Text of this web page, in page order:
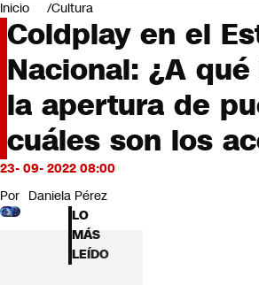
Negocios
Deportes
Programas completos
Cultura
Servicios
Bits
CNN Data
CNN tiempo
Futuro 360
Inicio Cultura
Coldplay en el
Nacional: ¿A
la apertura de
cuáles son los
23- 09- 2022 08:00
Por Daniela Pérez
LO
MÁS
LEÍDO